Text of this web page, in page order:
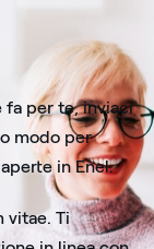
fa per te, inviaci
modo per
in Enel.
vitae. Ti